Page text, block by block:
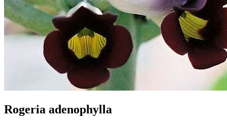
Rogeria adenophylla